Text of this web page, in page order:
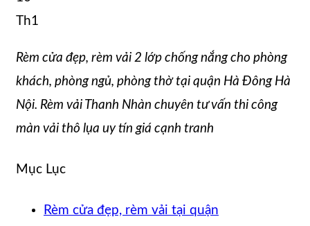
Th1
Rèm cửa đẹp, rèm vải 2 lớp chống nắng cho phòng
khách, phòng ngủ, phòng thờ tại quận Hà Đông Hà
Nội. Rèm vải Thanh Nhàn chuyên tư vấn thi công
màn vải thô lụa uy tín giá cạnh tranh
Mục Lục
Rèm cửa đẹp, rèm vải tại quận